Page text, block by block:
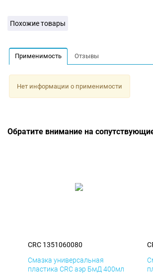
Похожие товары
Применимость Отзывы
Нет информации о применимости
Обратите внимание на
CRC 1351060080
Смазка универсальная
пластика CRC аэр БмД 400мл